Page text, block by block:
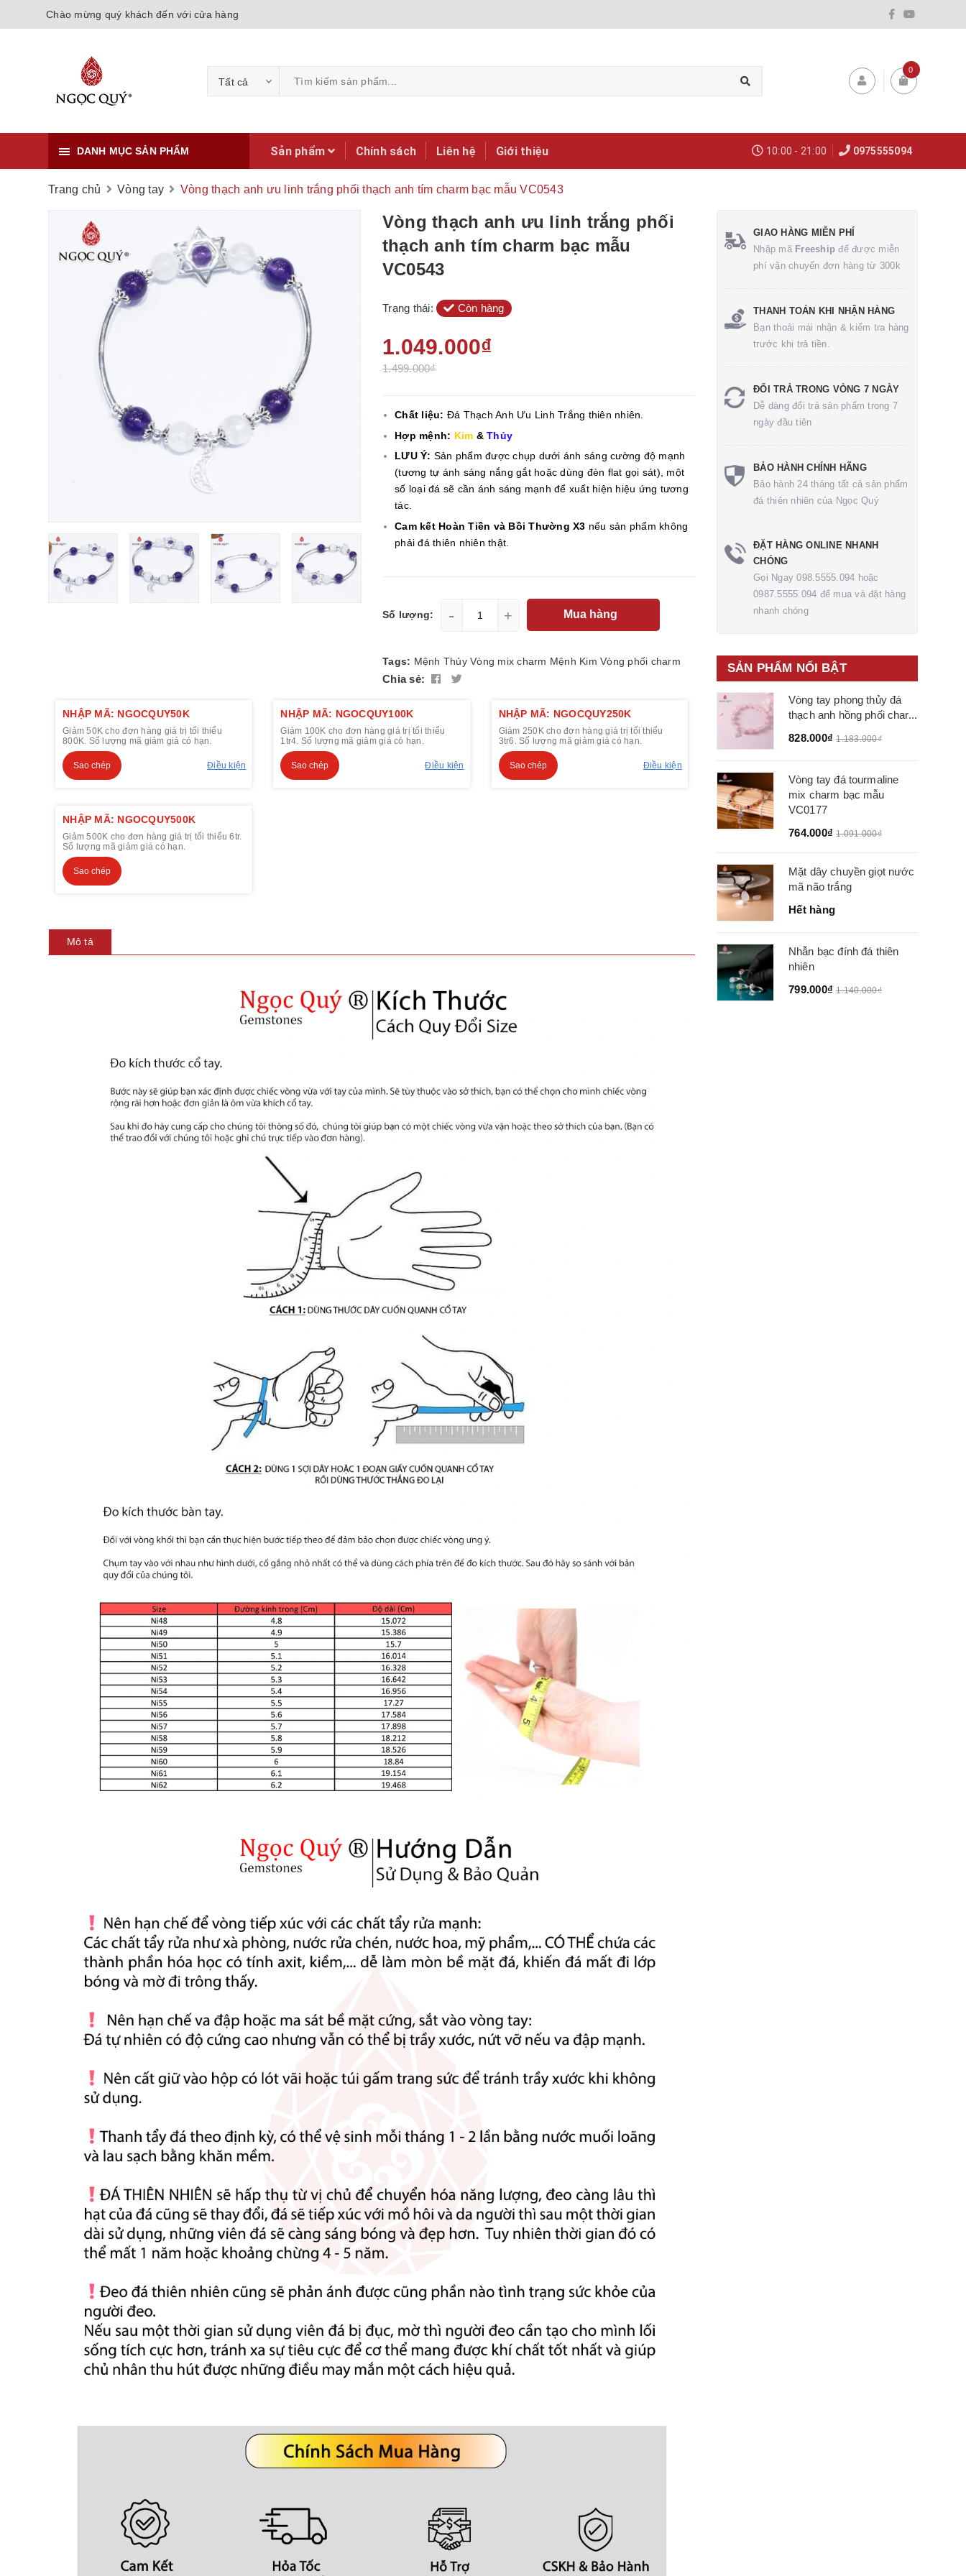
Chào mừng quý khách đến với cửa hàng
Tất cả
0
DANH MỤC SẢN PHẨM Sản phẩm Chính sách Liên hệ Giới thiệu 10:00 - 21:00 0975555094
Trang chủ Vòng tay Vòng thạch anh ưu linh trắng phối thạch anh tím charm bạc mẫu VC0543
Vòng thạch anh ưu linh trắng phối
thạch anh tím charm bạc mẫu
VC0543
Trạng thái: Còn hàng
1.049.000₫
1.499.000₫
Chất liệu: Đá Thạch Anh Ưu Linh Trắng thiên nhiên.
Hợp mệnh: Kim & Thủy
LƯU Ý: Sản phẩm được chụp dưới ánh sáng cường độ mạnh
(tương tự ánh sáng nắng gắt hoặc dùng đèn flat gọi sát), một
số loại đá sẽ cần ánh sáng mạnh để xuất hiện hiệu ứng tương
tác.
Cam kết Hoàn Tiền và Bồi Thường X3 nếu sản phẩm không
phải đá thiên nhiên thật.
Số lượng: - + Mua hàng
Tags: Mệnh Thủy Vòng mix charm Mệnh Kim Vòng phối charm
Chia sẻ:
NHẬP MÃ: NGOCQUY50K
Giảm 50K cho đơn hàng giá trị tối thiểu
800K. Số lượng mã giảm giá có hạn.
Sao chép Điều kiện
NHẬP MÃ: NGOCQUY100K
Giảm 100K cho đơn hàng giá trị tối thiểu
1tr4. Số lượng mã giảm giá có hạn.
Sao chép Điều kiện
NHẬP MÃ: NGOCQUY250K
Giảm 250K cho đơn hàng giá trị tối thiểu
3tr6. Số lượng mã giảm giá có hạn.
Sao chép Điều kiện
NHẬP MÃ: NGOCQUY500K
Giảm 500K cho đơn hàng giá trị tối thiểu 6tr.
Số lượng mã giảm giá có hạn.
Sao chép
Mô tả
GIAO HÀNG MIỄN PHÍ
Nhập mã Freeship để được miễn
phí vận chuyển đơn hàng từ 300k
THANH TOÁN KHI NHẬN HÀNG
Bạn thoải mái nhận & kiểm tra hàng
trước khi trả tiền.
ĐỔI TRẢ TRONG VÒNG 7 NGÀY
Dễ dàng đổi trả sản phẩm trong 7
ngày đầu tiên
BẢO HÀNH CHÍNH HÃNG
Bảo hành 24 tháng tất cả sản phẩm
đá thiên nhiên của Ngọc Quý
ĐẶT HÀNG ONLINE NHANH
CHÓNG
Gọi Ngay 098.5555.094 hoặc
0987.5555.094 để mua và đặt hàng
nhanh chóng
SẢN PHẨM NỔI BẬT
Vòng tay phong thủy đá
thạch anh hồng phối char...
828.000₫ 1.183.000₫
Vòng tay đá tourmaline
mix charm bạc mẫu
VC0177
764.000₫ 1.091.000₫
Mặt dây chuyền giọt nước
mã não trắng
Hết hàng
Nhẫn bạc đính đá thiên
nhiên
799.000₫ 1.140.000₫